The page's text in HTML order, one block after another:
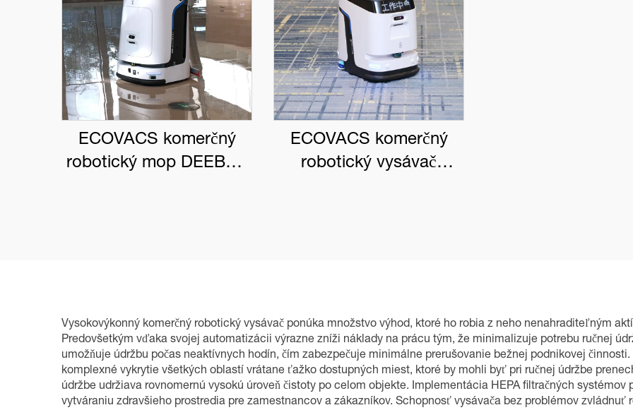
ECOVACS komerčný
robotický mop DEEBOT
ECOVACS komerčný
robotický vysávač
Vysokovýkonný komerčný robotický vysávač ponúka množstvo výhod, ktoré ho robia z neho nenahraditeľným
Predovšetkým vďaka svojej automatizácii výrazne zníži náklady na prácu tým, že minimalizuje potrebu ručnej
umožňuje údržbu počas neaktívnych hodín, čím zabezpečuje minimálne prerušovanie bežnej podnikovej
komplexné vykrytie všetkých oblastí vrátane ťažko dostupných miest, ktoré by mohli byť pri ručnej údržbe
údržbe udržiava rovnomernú vysokú úroveň čistoty po celom objekte. Implementácia HEPA filtračných
vytváraniu zdravšieho prostredia pre zamestnancov a zákazníkov. Schopnosť vysávača bez problémov